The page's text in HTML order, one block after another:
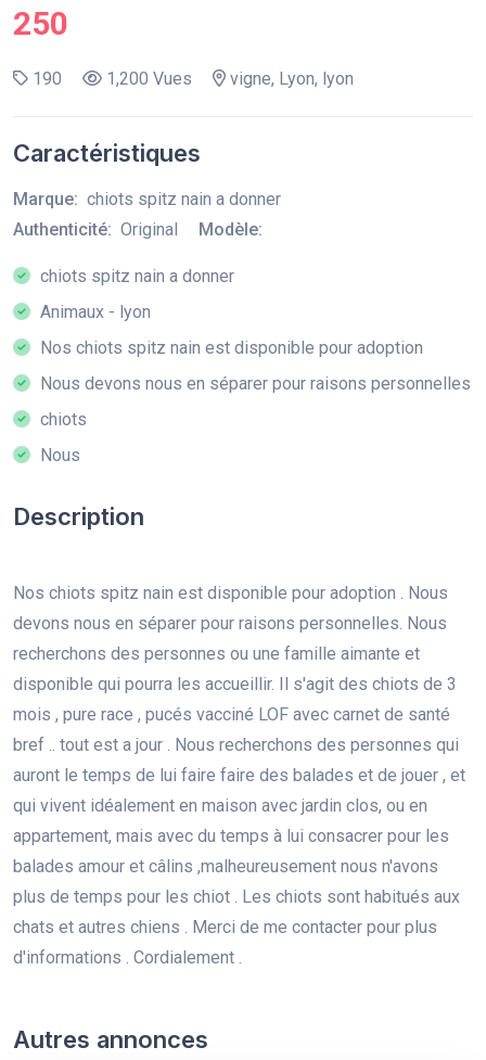
250
190 1,200 Vues vigne, Lyon, lyon
Caractéristiques
Marque: chiots spitz nain a donner
Authenticité: Original Modèle:
chiots spitz nain a donner
Animaux - lyon
Nos chiots spitz nain est disponible pour adoption
Nous devons nous en séparer pour raisons personnelles
chiots
Nous
Description
Nos chiots spitz nain est disponible pour adoption . Nous
devons nous en séparer pour raisons personnelles. Nous
recherchons des personnes ou une famille aimante et
disponible qui pourra les accueillir. Il s'agit des chiots de 3
mois , pure race , pucés vacciné LOF avec carnet de santé
bref .. tout est a jour . Nous recherchons des personnes qui
auront le temps de lui faire faire des balades et de jouer , et
qui vivent idéalement en maison avec jardin clos, ou en
appartement, mais avec du temps à lui consacrer pour les
balades amour et câlins ,malheureusement nous n'avons
plus de temps pour les chiot . Les chiots sont habitués aux
chats et autres chiens . Merci de me contacter pour plus
d'informations . Cordialement .
Autres annonces